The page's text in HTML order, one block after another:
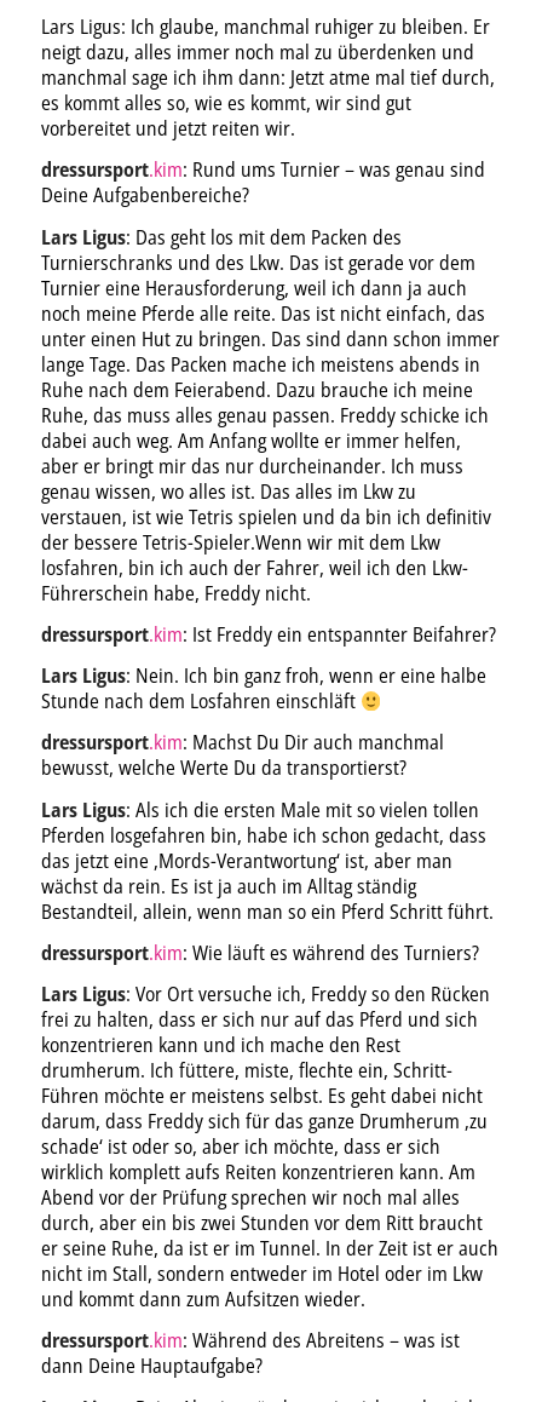
Lars Ligus: Ich glaube, manchmal ruhiger zu bleiben. Er
neigt dazu, alles immer noch mal zu überdenken und
manchmal sage ich ihm dann: Jetzt atme mal tief durch,
es kommt alles so, wie es kommt, wir sind gut
vorbereitet und jetzt reiten wir.
dressursport.kim: Rund ums Turnier – was genau sind
Deine Aufgabenbereiche?
Lars Ligus: Das geht los mit dem Packen des
Turnierschranks und des Lkw. Das ist gerade vor dem
Turnier eine Herausforderung, weil ich dann ja auch
noch meine Pferde alle reite. Das ist nicht einfach, das
unter einen Hut zu bringen. Das sind dann schon immer
lange Tage. Das Packen mache ich meistens abends in
Ruhe nach dem Feierabend. Dazu brauche ich meine
Ruhe, das muss alles genau passen. Freddy schicke ich
dabei auch weg. Am Anfang wollte er immer helfen,
aber er bringt mir das nur durcheinander. Ich muss
genau wissen, wo alles ist. Das alles im Lkw zu
verstauen, ist wie Tetris spielen und da bin ich definitiv
der bessere Tetris-Spieler.Wenn wir mit dem Lkw
losfahren, bin ich auch der Fahrer, weil ich den Lkw-
Führerschein habe, Freddy nicht.
dressursport.kim: Ist Freddy ein entspannter Beifahrer?
Lars Ligus: Nein. Ich bin ganz froh, wenn er eine halbe
Stunde nach dem Losfahren einschläft
dressursport.kim: Machst Du Dir auch manchmal
bewusst, welche Werte Du da transportierst?
Lars Ligus: Als ich die ersten Male mit so vielen tollen
Pferden losgefahren bin, habe ich schon gedacht, dass
das jetzt eine ‚Mords-Verantwortung‘ ist, aber man
wächst da rein. Es ist ja auch im Alltag ständig
Bestandteil, allein, wenn man so ein Pferd Schritt führt.
dressursport.kim: Wie läuft es während des Turniers?
Lars Ligus: Vor Ort versuche ich, Freddy so den Rücken
frei zu halten, dass er sich nur auf das Pferd und sich
konzentrieren kann und ich mache den Rest
drumherum. Ich füttere, miste, flechte ein, Schritt-
Führen möchte er meistens selbst. Es geht dabei nicht
darum, dass Freddy sich für das ganze Drumherum ‚zu
schade‘ ist oder so, aber ich möchte, dass er sich
wirklich komplett aufs Reiten konzentrieren kann. Am
Abend vor der Prüfung sprechen wir noch mal alles
durch, aber ein bis zwei Stunden vor dem Ritt braucht
er seine Ruhe, da ist er im Tunnel. In der Zeit ist er auch
nicht im Stall, sondern entweder im Hotel oder im Lkw
und kommt dann zum Aufsitzen wieder.
dressursport.kim: Während des Abreitens – was ist
dann Deine Hauptaufgabe?